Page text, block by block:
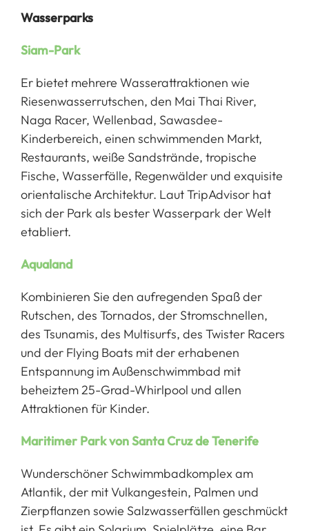
Wasserparks
Siam-Park
Er bietet mehrere Wasserattraktionen wie
Riesenwasserrutschen, den Mai Thai River,
Naga Racer, Wellenbad, Sawasdee-
Kinderbereich, einen schwimmenden Markt,
Restaurants, weiße Sandstrände, tropische
Fische, Wasserfälle, Regenwälder und exquisite
orientalische Architektur. Laut TripAdvisor hat
sich der Park als bester Wasserpark der Welt
etabliert.
Aqualand
Kombinieren Sie den aufregenden Spaß der
Rutschen, des Tornados, der Stromschnellen,
des Tsunamis, des Multisurfs, des Twister Racers
und der Flying Boats mit der erhabenen
Entspannung im Außenschwimmbad mit
beheiztem 25-Grad-Whirlpool und allen
Attraktionen für Kinder.
Maritimer Park von Santa Cruz de Tenerife
Wunderschöner Schwimmbadkomplex am
Atlantik, der mit Vulkangestein, Palmen und
Zierpflanzen sowie Salzwasserfällen geschmückt